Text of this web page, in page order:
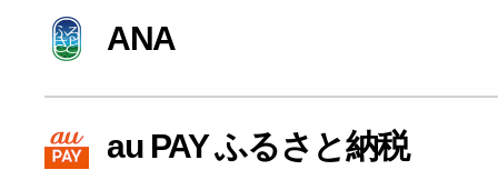
ふるさと納税徹底比較
寄付上限額シミュレーション
ANA
au PAY ふるさと納税